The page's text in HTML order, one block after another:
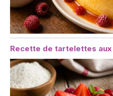
Recette de tartelettes